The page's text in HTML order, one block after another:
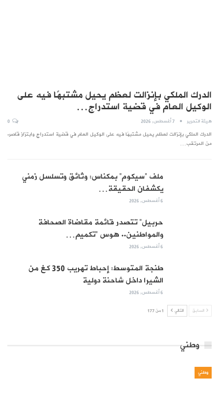
الدرك الملكي بإنزالت لعظم يحيل مشتبهًا فيه على
الوكيل العام في قضية استدراج…
هيئة التحرير 7 أغسطس, 2026
الدرك الملكي بإنزالت لعظم يحيل مشتبهًا فيه على الوكيل العام في قضية استدراج وابتزاز قاصر.
من المرتقب…
ملف “سيكوم” بمكناس: وثائق وتسلسل زمني
يكشفان الحقيقة…
6 أغسطس, 2026
حربيل” تتصدر قائمة مقاضاة الصحافة
والمواطنين.. هوس “تكميم…
6 أغسطس, 2026
طنجة المتوسط: إحباط تهريب 350 كغ من
الشيرا داخل شاحنة دولية
6 أغسطس, 2026
السابق التالي 1 من 177
وطني
وطني